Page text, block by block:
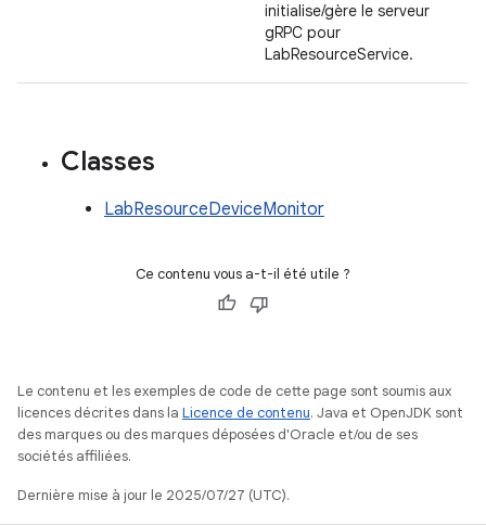
initialise/gère le serveur
gRPC pour
LabResourceService.
Classes
LabResourceDeviceMonitor
Ce contenu vous a-t-il été utile ?
Le contenu et les exemples de code de cette page sont soumis aux
licences décrites dans la Licence de contenu. Java et OpenJDK sont
des marques ou des marques déposées d'Oracle et/ou de ses
sociétés affiliées.
Dernière mise à jour le 2025/07/27 (UTC).